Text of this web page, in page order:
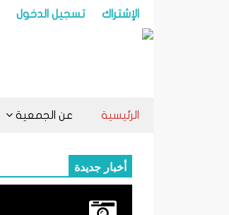
الإشتراك تسجيل الدخول
الرئيسية عن الجمعية
أخبار جديدة